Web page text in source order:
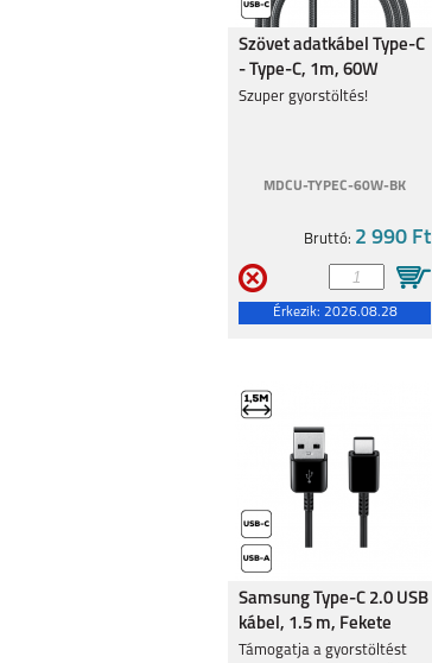
Szövet adatkábel Type-C
- Type-C, 1m, 60W
Szuper gyorstöltés!
MDCU-TYPEC-60W-BK
Bruttó: 2 990 Ft
Érkezik: 2026.08.28
Samsung Type-C 2.0 USB
kábel, 1.5 m, Fekete
Támogatja a gyorstöltést